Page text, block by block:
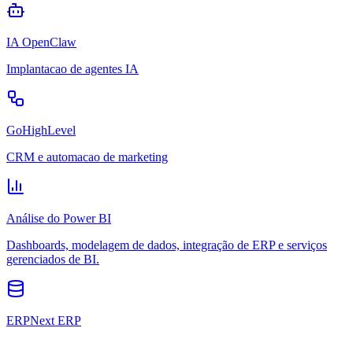
IA OpenClaw
Implantacao de agentes IA
GoHighLevel
CRM e automacao de marketing
Análise do Power BI
Dashboards, modelagem de dados, integração de ERP e serviços
gerenciados de BI.
ERPNext ERP